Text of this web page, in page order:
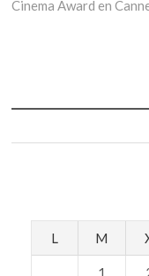
Cinema Award en
L M
1